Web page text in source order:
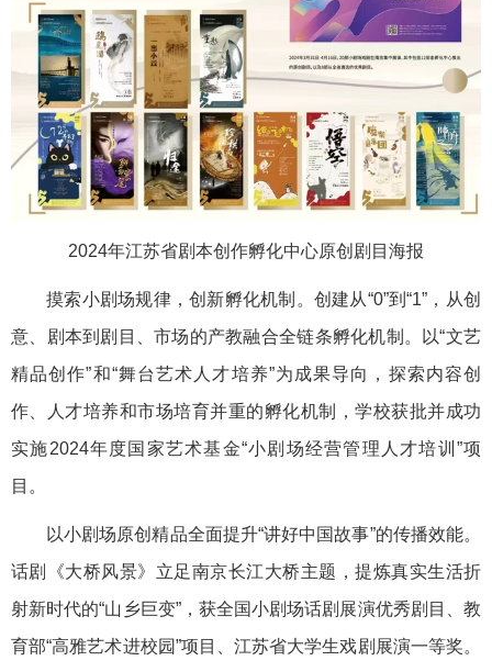
2024年江苏省剧本创作孵化中心原创剧目海报
摸索小剧场规律，创新孵化机制。创建从“0”到“1”，从创
意、剧本到剧目、市场的产教融合全链条孵化机制。以“文艺
精品创作”和“舞台艺术人才培养”为成果导向，探索内容创
作、人才培养和市场培育并重的孵化机制，学校获批并成功
实施2024年度国家艺术基金“小剧场经营管理人才培训”项
目。
以小剧场原创精品全面提升“讲好中国故事”的传播效能。
话剧《大桥风景》立足南京长江大桥主题，提炼真实生活折
射新时代的“山乡巨变”，获全国小剧场话剧展演优秀剧目、教
育部“高雅艺术进校园”项目、江苏省大学生戏剧展演一等奖。